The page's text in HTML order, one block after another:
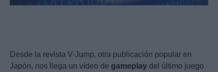
Desde la revista V-Jump, otra publicación popular en
Japón, nos llega un vídeo de gameplay del último juego